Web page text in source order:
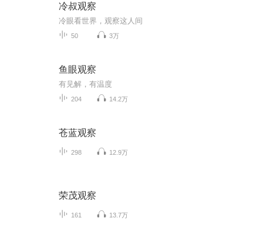
冷叔观察
冷眼看世界，观察这人间
50 3万
鱼眼观察
有见解，有温度
204 14.2万
苍蓝观察
298 12.9万
荣茂观察
161 13.7万